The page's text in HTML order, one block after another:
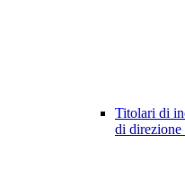
Titolari di
di